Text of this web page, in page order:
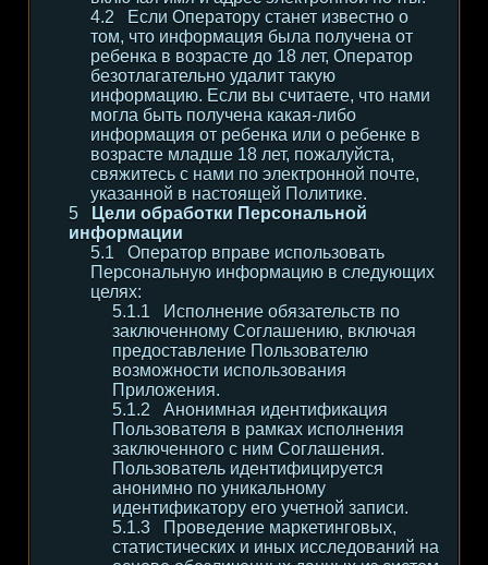
Если Оператору станет известно о
том, что информация была получена от
ребенка в возрасте до 18 лет, Оператор
безотлагательно удалит такую
информацию. Если вы считаете, что нами
могла быть получена какая-либо
информация от ребенка или о ребенке в
возрасте младше 18 лет, пожалуйста,
свяжитесь с нами по электронной почте,
указанной в настоящей Политике.
Цели обработки Персональной
информации
Оператор вправе использовать
Персональную информацию в следующих
целях:
Исполнение обязательств по
заключенному Соглашению, включая
предоставление Пользователю
возможности использования
Приложения.
Анонимная идентификация
Пользователя в рамках исполнения
заключенного с ним Соглашения.
Пользователь идентифицируется
анонимно по уникальному
идентификатору его учетной записи.
Проведение маркетинговых,
статистических и иных исследований на